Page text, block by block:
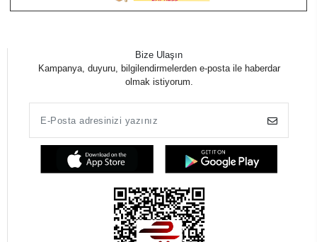
Bize Ulaşın
Kampanya, duyuru, bilgilendirmelerden e-posta ile haberdar
olmak istiyorum.